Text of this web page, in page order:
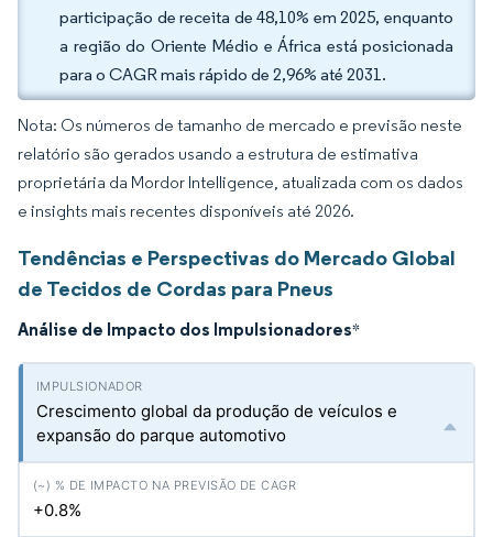
participação de receita de 48,10% em 2025, enquanto
a região do Oriente Médio e África está posicionada
para o CAGR mais rápido de 2,96% até 2031.
Nota: Os números de tamanho de mercado e previsão neste
relatório são gerados usando a estrutura de estimativa
proprietária da Mordor Intelligence, atualizada com os dados
e insights mais recentes disponíveis até 2026.
Tendências e Perspectivas do Mercado Global
de Tecidos de Cordas para Pneus
Análise de Impacto dos Impulsionadores*
Crescimento global da produção de veículos e
expansão do parque automotivo
+0.8%